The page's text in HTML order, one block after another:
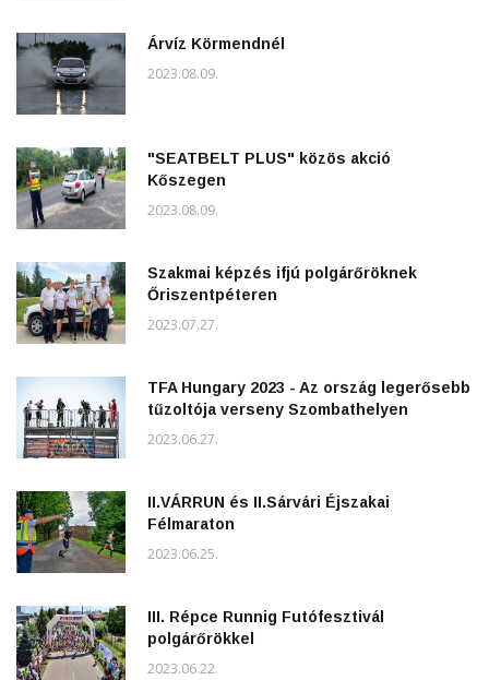
Árvíz Körmendnél
2023.08.09.
"SEATBELT PLUS" közös akció
Kőszegen
2023.08.09.
Szakmai képzés ifjú polgárőröknek
Őriszentpéteren
2023.07.27.
TFA Hungary 2023 - Az ország legerősebb
tűzoltója verseny Szombathelyen
2023.06.27.
II.VÁRRUN és II.Sárvári Éjszakai
Félmaraton
2023.06.25.
III. Répce Runnig Futófesztivál
polgárőrökkel
2023.06.22.